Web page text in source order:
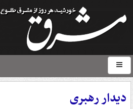
دیدار رهبری